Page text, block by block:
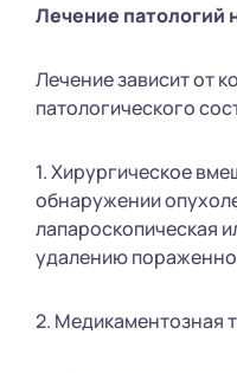
Лечение патологий
Лечение зависит от
патологического
1. Хирургическое
обнаружении
лапароскопическая
удалению
2. Медикаментозная